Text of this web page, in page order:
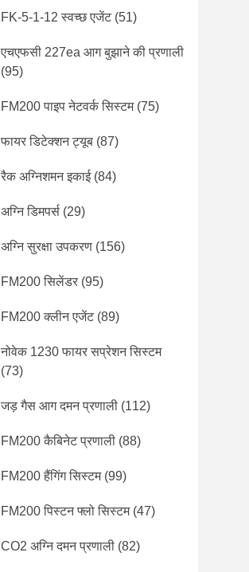
FK-5-1-12 स्वच्छ एजेंट(51)
एचएफसी 227ea आग बुझाने की प्रणाली
(95)
FM200 पाइप नेटवर्क सिस्टम(75)
फायर डिटेक्शन ट्यूब (87)
रैक अग्निशमन इकाई(84)
अग्नि डिमपर्स (29)
अग्नि सुरक्षा उपकरण (156)
FM200 सिलेंडर (95)
FM200 क्लीन एजेंट(89)
नोवेक 1230 फायर सप्रेशन सिस्टम
(73)
जड़ गैस आग दमन प्रणाली (112)
FM200 कैबिनेट प्रणाली (88)
FM200 हैंगिंग सिस्टम(99)
FM200 पिस्टन फ्लो सिस्टम(47)
CO2 अग्नि दमन प्रणाली (82)